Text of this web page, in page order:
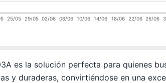
25/05 29/05 02/06 06/06 10/06 14/06 18/06 22/06 26/06
es la solución perfecta para quienes
y duraderas, convirtiéndose en una